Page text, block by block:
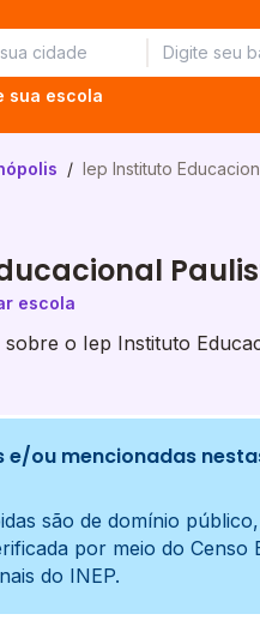
sua escola
/ Iep Instituto
escola
o Iep Instituto
ou mencionadas
são de domínio
por meio do Censo
do INEP.